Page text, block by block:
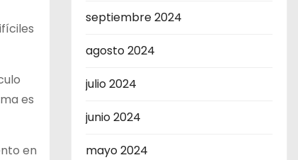
es
en
septiembre 2024
agosto 2024
julio 2024
junio 2024
mayo 2024